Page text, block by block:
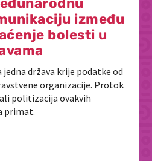
između
bolesti u
jedna država krije podatke od
organizacije. Protok
politizacija ovakvih
primat.